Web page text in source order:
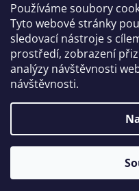
Používáme soubory
Tyto webové stránky
sledovací nástroje s
prostředí, zobrazení
analýzy návštěvnosti
návštěvnosti.
Kontakt
info@
+420728 841700